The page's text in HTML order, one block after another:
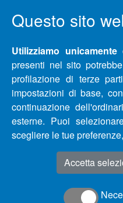
Questo sito
Utilizziamo
presenti nel sito
profilazione di terze
impostazioni di base,
continuazione
esterne. Puoi
scegliere le tue
Accetta